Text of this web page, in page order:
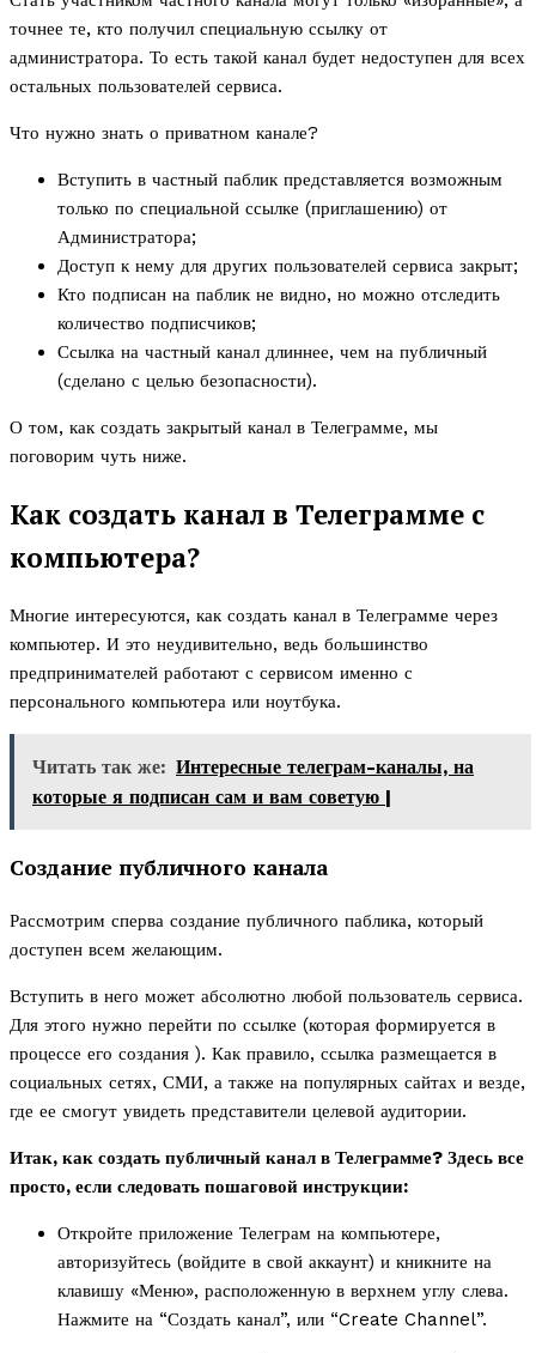
точнее те, кто получил специальную ссылку от
администратора. То есть такой канал будет недоступен для всех
остальных пользователей сервиса.
Что нужно знать о приватном канале?
Вступить в частный паблик представляется возможным
только по специальной ссылке (приглашению) от
Администратора;
Доступ к нему для других пользователей сервиса закрыт;
Кто подписан на паблик не видно, но можно отследить
количество подписчиков;
Ссылка на частный канал длиннее, чем на публичный
(сделано с целью безопасности).
О том, как создать закрытый канал в Телеграмме, мы
поговорим чуть ниже.
Как создать канал в Телеграмме с
компьютера?
Многие интересуются, как создать канал в Телеграмме через
компьютер. И это неудивительно, ведь большинство
предпринимателей работают с сервисом именно с
персонального компьютера или ноутбука.
Читать так же: Интересные телеграм-каналы, на
которые я подписан сам и вам советую |
Создание публичного канала
Рассмотрим сперва создание публичного паблика, который
доступен всем желающим.
Вступить в него может абсолютно любой пользователь сервиса.
Для этого нужно перейти по ссылке (которая формируется в
процессе его создания ). Как правило, ссылка размещается в
социальных сетях, СМИ, а также на популярных сайтах и везде,
где ее смогут увидеть представители целевой аудитории.
Итак, как создать публичный канал в Телеграмме? Здесь все
просто, если следовать пошаговой инструкции:
Откройте приложение Телеграм на компьютере,
авторизуйтесь (войдите в свой аккаунт) и кникните на
клавишу «Меню», расположенную в верхнем углу слева.
Нажмите на “Создать канал”, или “Create Channel”.